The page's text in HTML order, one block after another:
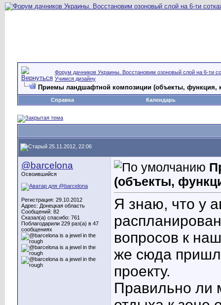
Форум дачников Украины. Восстановим озоновый слой на 6-ти
Учимся дизайну
Приемы ландшафтной композиции (объекты, функция,
Справка Календарь
25.11.2012, 22:06
@barcelona
Освоившийся
Регистрация: 29.10.2012
Адрес: Донецкая область
Сообщений: 82
Сказал(а) спасибо: 761
Поблагодарили 229 раз(а) в 47
сообщениях
(объекты,
Я знаю, что у
вопросов к
же сюда
проекту.
Правильно ли